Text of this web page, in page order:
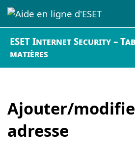
ESET Internet Security –
matières
Ajouter/
adresse